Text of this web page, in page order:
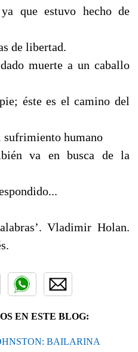
que estuvo hecho de
de libertad.
muerte a un caballo
éste es el camino del
sufrimiento humano
va en busca de la
Vladimir Holan.
EN ESTE BLOG:
BAILARINA